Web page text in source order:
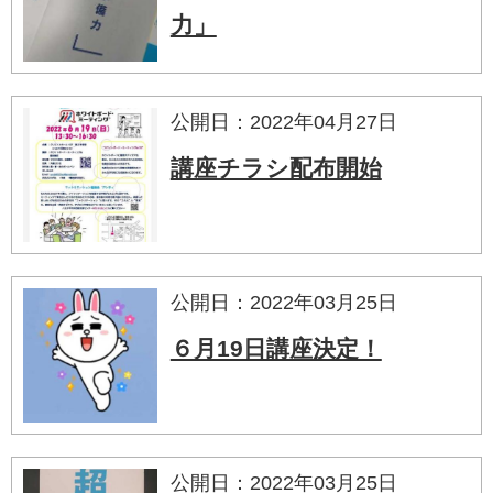
力」
公開日：2022年04月27日
講座チラシ配布開始
公開日：2022年03月25日
６月19日講座決定！
公開日：2022年03月25日